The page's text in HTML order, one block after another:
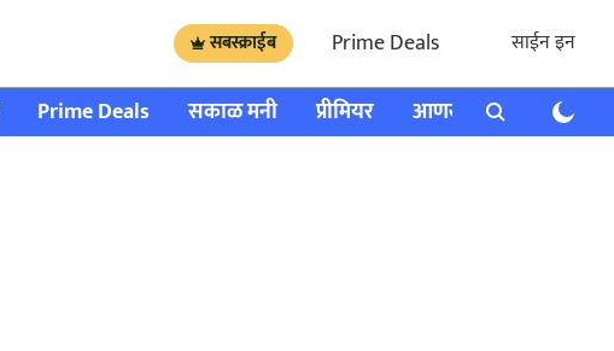
सबस्क्राईब Prime Deals साईन इन
Prime Deals सकाळ मनी प्रीमियर आणखी राशी भविष्य